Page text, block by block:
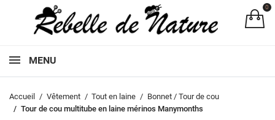
0
MENU
Accueil Vêtement Tout en laine
Bonnet / Tour de cou
Tour de cou multitube en laine mérinos Manymonths